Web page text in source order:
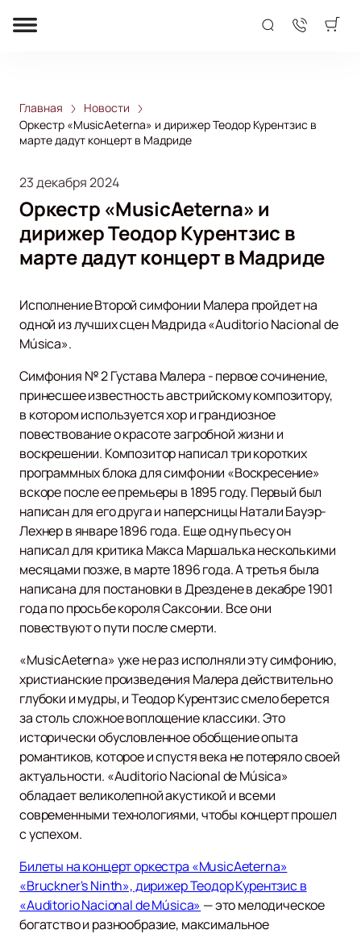
Главная
Новости
Оркестр «MusicAeterna» и дирижер Теодор Курентзис в
марте дадут концерт в Мадриде
23 декабря 2024
Оркестр «MusicAeterna» и
дирижер Теодор Курентзис в
марте дадут концерт в Мадриде
Исполнение Второй симфонии Малера пройдет на
одной из лучших сцен Мадрида «Auditorio Nacional de
Música».
Симфония № 2 Густава Малера - первое сочинение,
принесшее известность австрийскому композитору,
в котором используется хор и грандиозное
повествование о красоте загробной жизни и
воскрешении. Композитор написал три коротких
программных блока для симфонии «Воскресение»
вскоре после ее премьеры в 1895 году. Первый был
написан для его друга и наперсницы Натали Бауэр-
Лехнер в январе 1896 года. Еще одну пьесу он
написал для критика Макса Маршалька несколькими
месяцами позже, в марте 1896 года. А третья была
написана для постановки в Дрездене в декабре 1901
года по просьбе короля Саксонии. Все они
повествуют о пути после смерти.
«MusicAeterna» уже не раз исполняли эту симфонию,
христианские произведения Малера действительно
глубоки и мудры, и Теодор Курентзис смело берется
за столь сложное воплощение классики. Это
исторически обусловленное обобщение опыта
романтиков, которое и спустя века не потеряло своей
актуальности. «Auditorio Nacional de Música»
обладает великолепной акустикой и всеми
современными технологиями, чтобы концерт прошел
с успехом.
Билеты на концерт оркестра «MusicAeterna»
«Bruckner's Ninth», дирижер Теодор Курентзис в
«Auditorio Nacional de Música» — это мелодическое
богатство и разнообразие, максимальное